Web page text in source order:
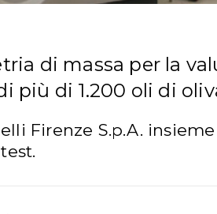
di massa per la
di 1.200 oli di
Firenze S.p.A. insieme